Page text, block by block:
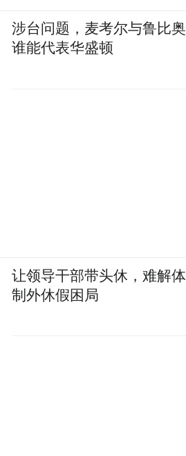
涉台问题，麦考尔与鲁比奥
谁能代表华盛顿
让领导干部带头休，难解体
制外休假困局